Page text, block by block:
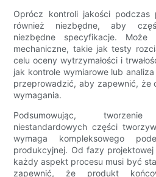
Oprócz kontroli jakości podczas
również niezbędne, aby
niezbędne specyfikacje.
mechaniczne, takie jak testy
celu oceny wytrzymałości i
jak kontrole wymiarowe lub
przeprowadzić, aby zapewnić, że
wymagania.
Podsumowując,
niestandardowych części
wymaga kompleksowego
produkcyjnej. Od fazy
każdy aspekt procesu musi być
zapewnić, że produkt